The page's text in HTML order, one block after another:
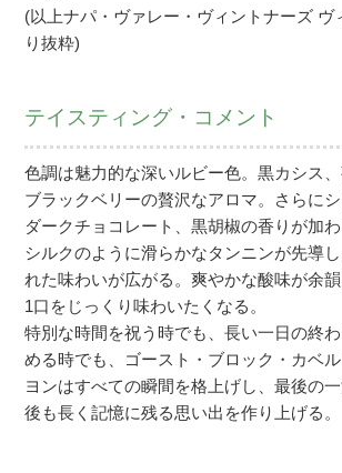
(以上ナパ・ヴァレー・ヴィントナーズ ヴ
り抜粋)
テイスティング・コメント
色調は魅力的な深いルビー色。黒カシス、
ブラックベリーの贅沢なアロマ。さらにシ
ダークチョコレート、黒胡椒の香りが加わ
シルクのように滑らかなタンニンが先導
れた味わいが広がる。爽やかな酸味が余
1口をじっくり味わいたくなる。
特別な時間を祝う時でも、長い一日の終
める時でも、ゴースト・ブロック・カベ
ヨンはすべての瞬間を格上げし、最後の
後も長く記憶に残る思い出を作り上げる。